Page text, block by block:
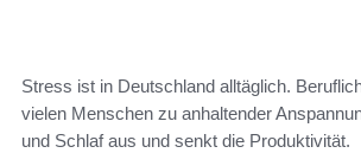
Stress ist in Deutschland alltäglich.
vielen Menschen zu anhaltender
und Schlaf aus und senkt die Produktivität.